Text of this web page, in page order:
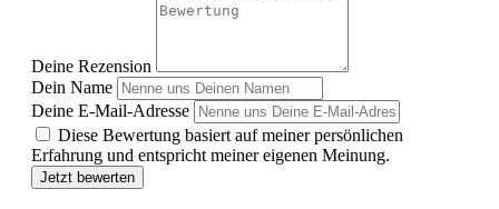
Deine Rezension
Dein Name
Deine E-Mail-Adresse
Diese Bewertung basiert auf meiner persönlichen
Erfahrung und entspricht meiner eigenen Meinung.
Jetzt bewerten